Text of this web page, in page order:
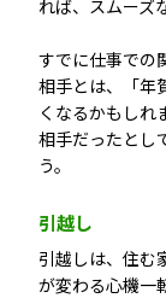
れば、スムーズ
すでに仕事での
相手とは、「年
くなるかもしれ
相手だったとし
う。
引越し
引越しは、住む
が変わる心機一